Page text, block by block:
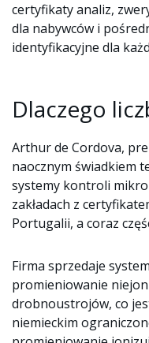
certyfikaty analiz,
dla nabywców i
identyfikacyjne dla
Dlaczego
Arthur de Cordova,
naocznym świadkiem
systemy kontroli
zakładach z
Portugalii, a coraz
Firma sprzedaje
promieniowanie
drobnoustrojów, co
niemieckim